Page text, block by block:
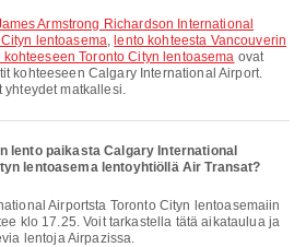
lentoasema, lento kohteesta Vancouverin
Toronto Cityn lentoasema ovat
kohteeseen Calgary International Airport.
yhteydet matkallesi.
lento paikasta Calgary International
lentoasema lentoyhtiöllä Air Transat?
klo 17.25. Voit tarkastella tätä aikataulua ja
lentoja Airpazissa.